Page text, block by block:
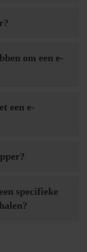
om een e-
een e-
specifieke